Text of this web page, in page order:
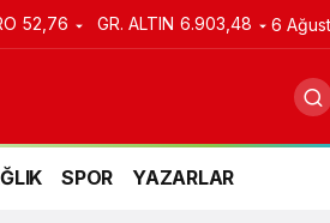
52,76 GR. ALTIN 6.903,48 6
SPOR YAZARLAR